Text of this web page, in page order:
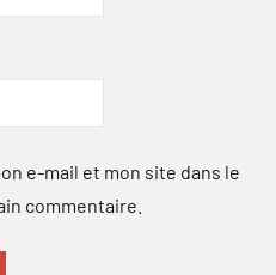
e-mail et mon site dans le
commentaire.